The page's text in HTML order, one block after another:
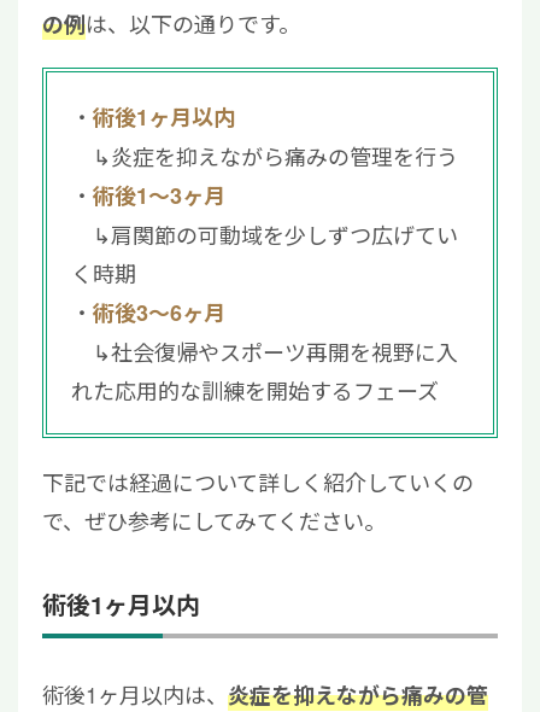
の例は、以下の通りです。
術後1ヶ月以内
↳炎症を抑えながら痛みの管理を行う
術後1～3ヶ月
↳肩関節の可動域を少しずつ広げてい
く時期
術後3〜6ヶ月
↳社会復帰やスポーツ再開を視野に入
れた応用的な訓練を開始するフェーズ
下記では経過について詳しく紹介していくの
で、ぜひ参考にしてみてください。
術後1ヶ月以内
術後1ヶ月以内は、 炎症を抑えながら痛みの管